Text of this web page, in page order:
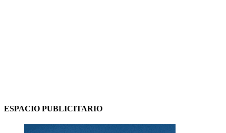
ESPACIO PUBLICITARIO